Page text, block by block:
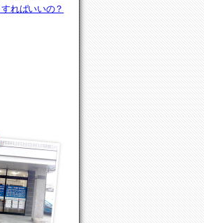
ればいいの？